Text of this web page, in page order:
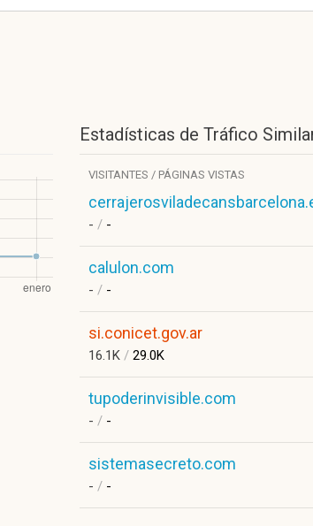
Estadísticas de Tráfico
VISITANTES / PÁGINAS VISTAS
- / -
calulon.com
- / -
si.conicet.gov.ar
16.1K / 29.0K
tupoderinvisible.com
- / -
sistemasecreto.com
- / -